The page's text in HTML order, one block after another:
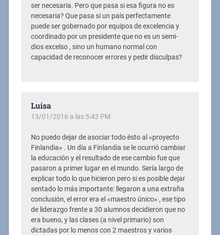
ser necesaria. Pero que pasa si esa figura no es
necesaria? Que pasa si un país perfectamente
puede ser gobernado por equipos de excelencia y
coordinado por un presidente que no es un semi-
dios excelso , sino un humano normal con
capacidad de reconocer errores y pedir disculpas?
Luisa
13/01/2016 a las 5:43 PM
No puedo dejar de asociar todo ésto al «proyecto
Finlandia» . Un día a Finlandia se le ocurrió cambiar
la educación y el resultado de ese cambio fue que
pasaron a primer lugar en el mundo. Sería largo de
explicar todo lo que hicieron pero si es posible dejar
sentado lo más importante: llegaron a una extraña
conclusión, el error era el «maestro único» , ese tipo
de liderazgo frente a 30 alumnos decidieron que no
era bueno, y las clases (a nivel primario) son
dictadas por lo menos con 2 maestros y varios